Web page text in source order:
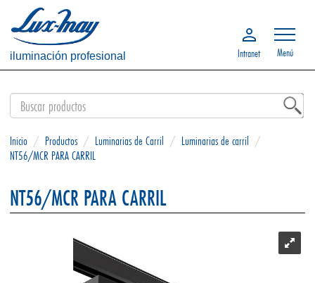
iluminación profesional Intranet Menú
Inicio / Productos / Luminarias de Carril / Luminarias de carril /
NT56/MCR PARA CARRIL
NT56/MCR PARA CARRIL